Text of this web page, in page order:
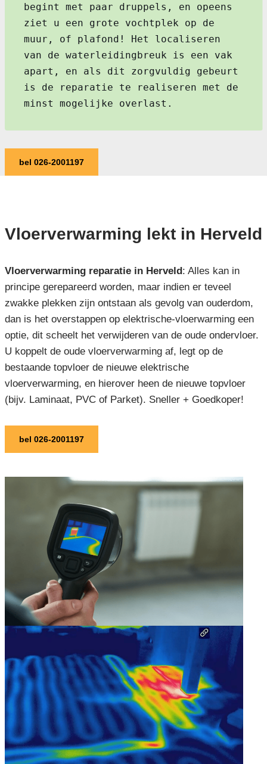
begint met paar druppels, en opeens
ziet u een grote vochtplek op de
muur, of plafond! Het localiseren
van de waterleidingbreuk is een vak
apart, en als dit zorgvuldig gebeurt
is de reparatie te realiseren met de
minst mogelijke overlast.
bel 026-2001197
Vloerverwarming lekt in Herveld
Vloerverwarming reparatie in Herveld: Alles kan in
principe gerepareerd worden, maar indien er teveel
zwakke plekken zijn ontstaan als gevolg van ouderdom,
dan is het overstappen op elektrische-vloerwarming een
optie, dit scheelt het verwijderen van de oude ondervloer.
U koppelt de oude vloerverwarming af, legt op de
bestaande topvloer de nieuwe elektrische
vloerverwarming, en hierover heen de nieuwe topvloer
(bijv. Laminaat, PVC of Parket). Sneller + Goedkoper!
bel 026-2001197